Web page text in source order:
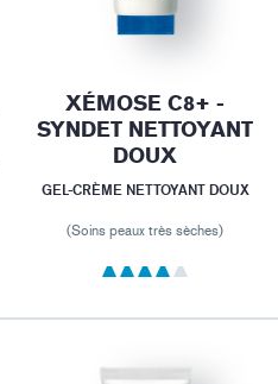
XÉMOSE C8+ -
SYNDET NETTOYANT
DOUX
GEL-CRÈME NETTOYANT DOUX
(Soins peaux très sèches)